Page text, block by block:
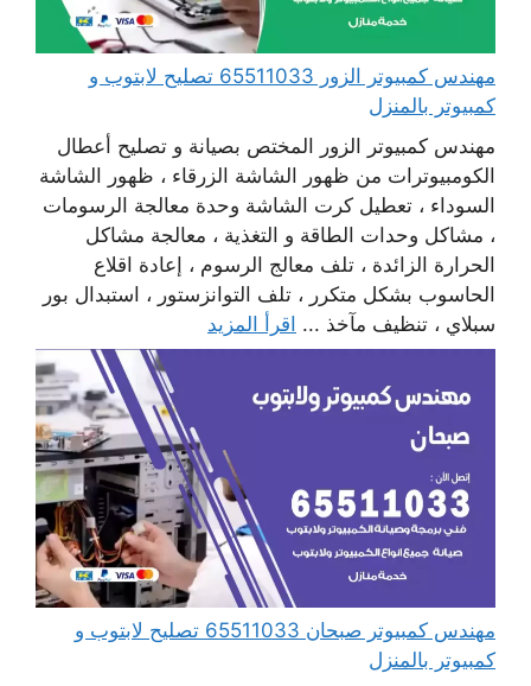
مهندس كمبيوتر الزور 65511033 تصليح لابتوب و
كمبيوتر بالمنزل
مهندس كمبيوتر الزور المختص بصيانة و تصليح أعطال
الكومبيوترات من ظهور الشاشة الزرقاء ، ظهور الشاشة
السوداء ، تعطيل كرت الشاشة وحدة معالجة الرسومات
، مشاكل وحدات الطاقة و التغذية ، معالجة مشاكل
الحرارة الزائدة ، تلف معالج الرسوم ، إعادة اقلاع
الحاسوب بشكل متكرر ، تلف التوانزستور ، استبدال بور
سبلاي ، تنظيف مآخذ ... اقرأ المزيد
مهندس كمبيوتر صبحان 65511033 تصليح لابتوب و
كمبيوتر بالمنزل